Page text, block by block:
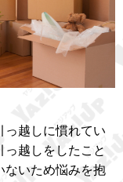
っ越しに慣れてい
越しをしたこと
ないため悩みを抱